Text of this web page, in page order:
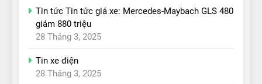
Tin tức Tin tức giá xe: Mercedes-Maybach GLS 480
giảm 880 triệu
28 Tháng 3, 2025
Tin xe điện
28 Tháng 3, 2025